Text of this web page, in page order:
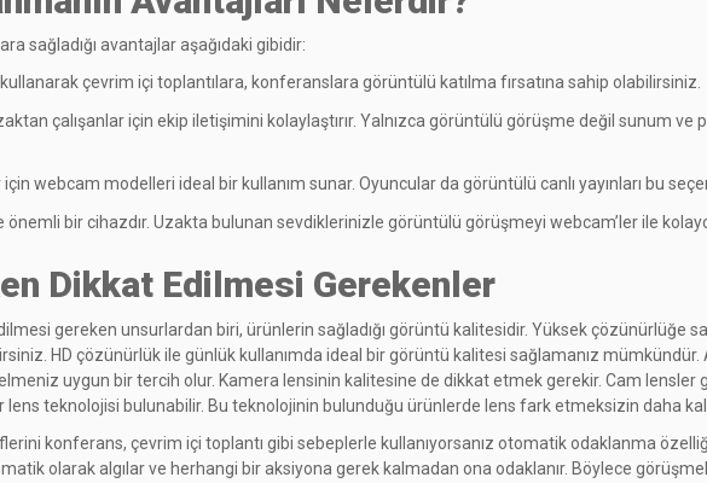
sağladığı avantajlar aşağıdaki gibidir:
çevrim içi toplantılara, konferanslara görüntülü katılma fırsatına sahip olabilirsiniz.
çalışanlar için ekip iletişimini kolaylaştırır. Yalnızca görüntülü görüşme değil sunum
webcam modelleri ideal bir kullanım sunar. Oyuncular da görüntülü canlı yayınları bu
önemli bir cihazdır. Uzakta bulunan sevdiklerinizle görüntülü görüşmeyi webcam’ler ile
Dikkat Edilmesi Gerekenler
gereken unsurlardan biri, ürünlerin sağladığı görüntü kalitesidir. Yüksek
HD çözünürlük ile günlük kullanımda ideal bir görüntü kalitesi sağlamanız mümkündür.
uygun bir tercih olur. Kamera lensinin kalitesine de dikkat etmek gerekir. Cam
lens teknolojisi bulunabilir. Bu teknolojinin bulunduğu ürünlerde lens fark etmeksizin daha
konferans, çevrim içi toplantı gibi sebeplerle kullanıyorsanız otomatik odaklanma
olarak algılar ve herhangi bir aksiyona gerek kalmadan ona odaklanır. Böylece